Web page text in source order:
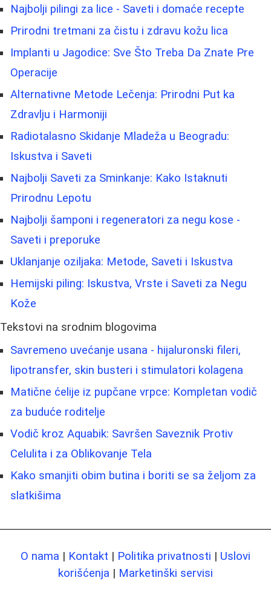
Najbolji pilingi za lice - Saveti i domaće recepte
Prirodni tretmani za čistu i zdravu kožu lica
Implanti u Jagodice: Sve Što Treba Da Znate Pre
Operacije
Alternativne Metode Lečenja: Prirodni Put ka
Zdravlju i Harmoniji
Radiotalasno Skidanje Mladeža u Beogradu:
Iskustva i Saveti
Najbolji Saveti za Sminkanje: Kako Istaknuti
Prirodnu Lepotu
Najbolji šamponi i regeneratori za negu kose -
Saveti i preporuke
Uklanjanje oziljaka: Metode, Saveti i Iskustva
Hemijski piling: Iskustva, Vrste i Saveti za Negu
Kože
Tekstovi na srodnim blogovima
Savremeno uvećanje usana - hijaluronski fileri,
lipotransfer, skin busteri i stimulatori kolagena
Matične ćelije iz pupčane vrpce: Kompletan vodič
za buduće roditelje
Vodič kroz Aquabik: Savršen Saveznik Protiv
Celulita i za Oblikovanje Tela
Kako smanjiti obim butina i boriti se sa željom za
slatkišima
O nama | Kontakt | Politika privatnosti | Uslovi
korišćenja | Marketinški servisi